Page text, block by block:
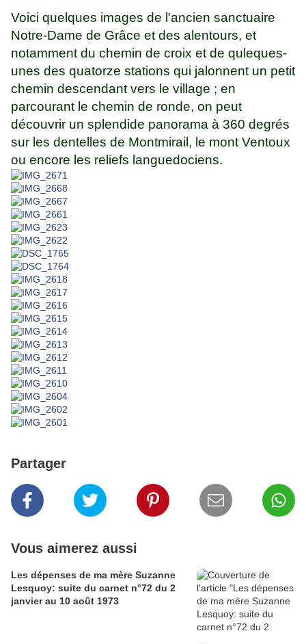
Voici quelques images de l'ancien sanctuaire
Notre-Dame de Grâce et des alentours, et
notamment du chemin de croix et de quleques-
unes des quatorze stations qui jalonnent un petit
chemin descendant vers le village ; en
parcourant le chemin de ronde, on peut
découvrir un splendide panorama à 360 degrés
sur les dentelles de Montmirail, le mont Ventoux
ou encore les reliefs languedociens.
Partager
Vous aimerez aussi
Les dépenses de ma mère Suzanne
Lesquoy: suite du carnet n°72 du 2
janvier au 10 août 1973